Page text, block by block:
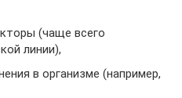
(чаще всего
линии),
в организме (например,